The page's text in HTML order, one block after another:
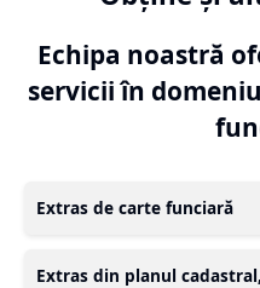
Echipa noastră
servicii în
Extras de carte funciară
Extras din planul